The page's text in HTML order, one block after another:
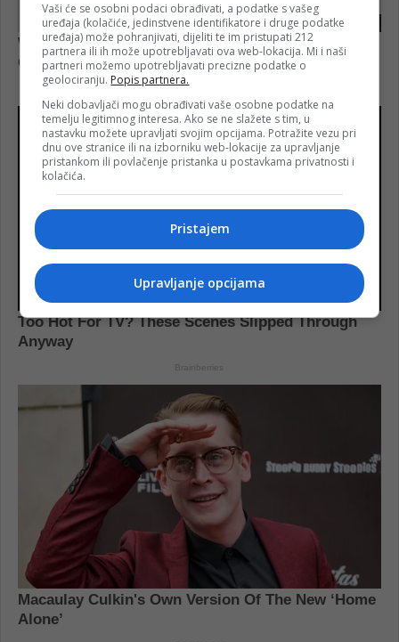
Vaši će se osobni podaci obrađivati, a podatke s vašeg
uređaja (kolačiće, jedinstvene identifikatore i druge podatke
uređaja) može pohranjivati, dijeliti te im pristupati 212
partnera ili ih može upotrebljavati ova web-lokacija. Mi i naši
partneri možemo upotrebljavati precizne podatke o
geolociranju. Popis partnera.
Neki dobavljači mogu obrađivati vaše osobne podatke na
temelju legitimnog interesa. Ako se ne slažete s tim, u
nastavku možete upravljati svojim opcijama. Potražite vezu pri
dnu ove stranice ili na izborniku web-lokacije za upravljanje
pristankom ili povlačenje pristanka u postavkama privatnosti i
kolačića.
Pristajem
Upravljanje opcijama